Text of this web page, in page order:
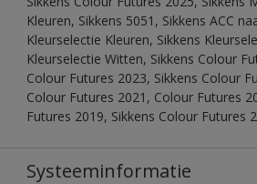
Kleuren, Sikkens 5051, Sikkens ACC
Kleurselectie Kleuren, Sikkens
Kleurselectie Witten, Sikkens Colour
Colour Futures 2023, Sikkens Colour
Colour Futures 2021, Colour Futures
Futures 2019, Sikkens Colour Futures
Systeeminformatie